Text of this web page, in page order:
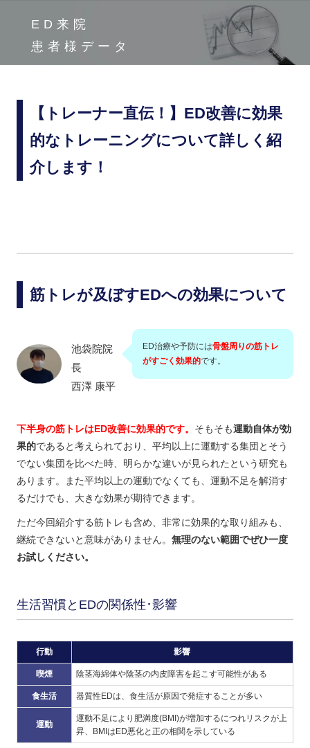
ED来院
患者様データ
【トレーナー直伝！】ED改善に効果
的なトレーニングについて詳しく紹
介します！
筋トレが及ぼすEDへの効果について
池袋院院
長
西澤 康平
ED治療や予防には骨盤周りの筋トレ
がすごく効果的です。
下半身の筋トレはED改善に効果的です。 そもそも運動自体が効
果的であると考えられており、平均以上に運動する集団とそう
でない集団を比べた時、明らかな違いが見られたという研究も
あります。また平均以上の運動でなくても、運動不足を解消す
るだけでも、大きな効果が期待できます。
ただ今回紹介する筋トレも含め、非常に効果的な取り組みも、
継続できないと意味がありません。 無理のない範囲でぜひ一度
お試しください。
生活習慣とEDの関係性･影響
行動 影響
喫煙 陰茎海綿体や陰茎の内皮障害を起こす可能性がある
食生活 器質性EDは、食生活が原因で発症することが多い
運動
運動不足により肥満度(BMI)が増加するにつれリスクが上
昇、BMIはED悪化と正の相関を示している